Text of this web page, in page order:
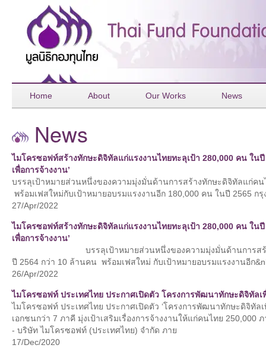
Home About Our Works News
News
ไมโครซอฟท์สร้างทักษะดิจิทัลแก่แรงงานไทยทะลุเป้า 280,000 คน ใน
เพื่อการจ้างงาน’
บรรลุเป้าหมายส่วนหนึ่งของความมุ่งมั่นด้านการสร้างทักษะดิจิทั
พร้อมเฟสใหม่กับเป้าหมายอบรมแรงงานอีก 180,000 คน ในปี 2565 กรุ
27/Apr/2022
ไมโครซอฟท์สร้างทักษะดิจิทัลแก่แรงงานไทยทะลุเป้า 280,000 คน ใน
เพื่อการจ้างงาน’
บรรลุเป้าหมายส่วนหนึ่งของความมุ่งมั่นด้านการสร้างทั
ปี 2564 กว่า 10 ล้านคน พร้อมเฟสใหม่ กับเป้าหมายอบรมแรงงานอีก
26/Apr/2022
ไมโครซอฟท์ ประเทศไทย ประกาศเปิดตัว โครงการพัฒนาทักษะดิจิทัลเ
ไมโครซอฟท์ ประเทศไทย ประกาศเปิดตัว ‘โครงการพัฒนาทักษะดิจิทัล
เอกชนกว่า 7 ภาคี มุ่งเป้าเสริมเรื่องการจ้างงานให้แก่คนไทย
- บริษัท ไมโครซอฟท์ (ประเทศไทย) จำกัด ภาย
17/Dec/2020